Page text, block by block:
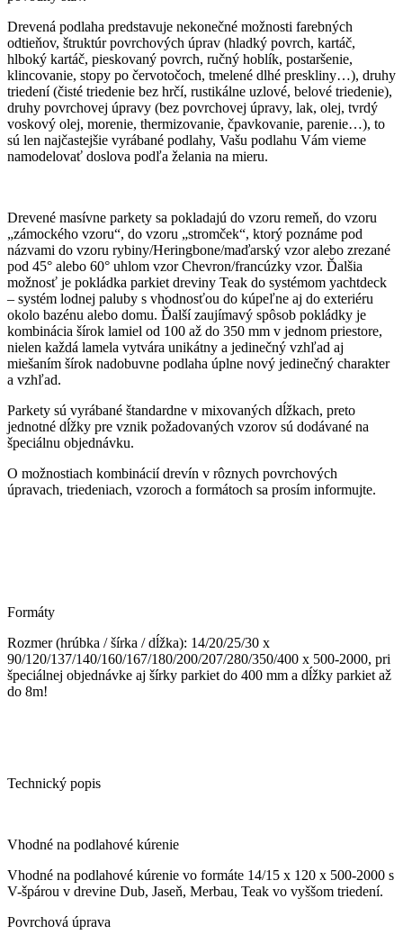
Drevená podlaha predstavuje nekonečné možnosti farebných
odtieňov, štruktúr povrchových úprav (hladký povrch, kartáč,
hlboký kartáč, pieskovaný povrch, ručný hoblík, postaršenie,
klincovanie, stopy po červotočoch, tmelené dlhé preskliny…), druhy
triedení (čisté triedenie bez hrčí, rustikálne uzlové, belové triedenie),
druhy povrchovej úpravy (bez povrchovej úpravy, lak, olej, tvrdý
voskový olej, morenie, thermizovanie, čpavkovanie, parenie…), to
sú len najčastejšie vyrábané podlahy, Vašu podlahu Vám vieme
namodelovať doslova podľa želania na mieru.
Drevené masívne parkety sa pokladajú do vzoru remeň, do vzoru
„zámockého vzoru“, do vzoru „stromček“, ktorý poznáme pod
názvami do vzoru rybiny/Heringbone/maďarský vzor alebo zrezané
pod 45° alebo 60° uhlom vzor Chevron/francúzky vzor. Ďalšia
možnosť je pokládka parkiet dreviny Teak do systémom yachtdeck
– systém lodnej paluby s vhodnosťou do kúpeľne aj do exteriéru
okolo bazénu alebo domu. Ďalší zaujímavý spôsob pokládky je
kombinácia šírok lamiel od 100 až do 350 mm v jednom priestore,
nielen každá lamela vytvára unikátny a jedinečný vzhľad aj
miešaním šírok nadobuvne podlaha úplne nový jedinečný charakter
a vzhľad.
Parkety sú vyrábané štandardne v mixovaných dĺžkach, preto
jednotné dĺžky pre vznik požadovaných vzorov sú dodávané na
špeciálnu objednávku.
O možnostiach kombinácií drevín v rôznych povrchových
úpravach, triedeniach, vzoroch a formátoch sa prosím informujte.
Formáty
Rozmer (hrúbka / šírka / dĺžka): 14/20/25/30 x
90/120/137/140/160/167/180/200/207/280/350/400 x 500-2000, pri
špeciálnej objednávke aj šírky parkiet do 400 mm a dĺžky parkiet až
do 8m!
Technický popis
Vhodné na podlahové kúrenie
Vhodné na podlahové kúrenie vo formáte 14/15 x 120 x 500-2000 s
V-špárou v drevine Dub, Jaseň, Merbau, Teak vo vyššom triedení.
Povrchová úprava